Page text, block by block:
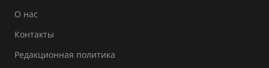
О нас
Контакты
Редакционная политика